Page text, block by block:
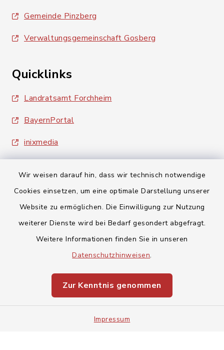
Wir weisen darauf hin, dass wir technisch notwendige
Cookies einsetzen, um eine optimale Darstellung unserer
Website zu ermöglichen. Die Einwilligung zur Nutzung
weiterer Dienste wird bei Bedarf gesondert abgefragt.
Weitere Informationen finden Sie in unseren
Datenschutzhinweisen.
Zur Kenntnis genommen
Impressum
Gemeinde Pinzberg
Verwaltungsgemeinschaft Gosberg
Quicklinks
Landratsamt Forchheim
BayernPortal
inixmedia
Barrierefreiheit
Impressum
Sitemap